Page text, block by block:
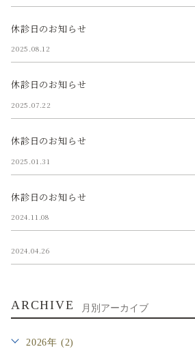
休診日のお知らせ
2025.08.12
休診日のお知らせ
2025.07.22
休診日のお知らせ
2025.01.31
休診日のお知らせ
2024.11.08
2024.04.26
ARCHIVE 月別アーカイブ
2026年 (2)